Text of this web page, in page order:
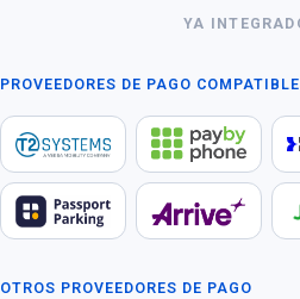
YA
PROVEEDORES DE PAGO
OTROS PROVEEDORES DE PAGO